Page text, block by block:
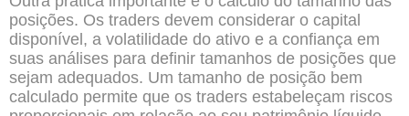
posições. Os traders devem considerar o capital
disponível, a volatilidade do ativo e a confiança em
suas análises para definir tamanhos de posições que
sejam adequados. Um tamanho de posição bem
calculado permite que os traders estabeleçam riscos